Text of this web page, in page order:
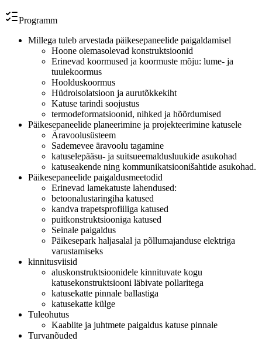
Programm
Millega tuleb arvestada päikesepaneelide paigaldamisel
Hoone olemasolevad konstruktsioonid
Erinevad koormused ja koormuste mõju: lume- ja
tuulekoormus
Hoolduskoormus
Hüdroisolatsioon ja aurutõkkekiht
Katuse tarindi soojustus
termodeformatsioonid, nihked ja hõõrdumised
Päikesepaneelide planeerimine ja projekteerimine katusele
Äravoolusüsteem
Sademevee äravoolu tagamine
katuselepääsu- ja suitsueemaldusluukide asukohad
katuseakende ning kommunikatsioonišahtide asukohad.
Päikesepaneelide paigaldusmeetodid
Erinevad lamekatuste lahendused:
betoonalustaringiha katused
kandva trapetsprofiiliga katused
puitkonstruktsiooniga katused
Seinale paigaldus
Päikesepark haljasalal ja põllumajanduse elektriga
varustamiseks
kinnitusviisid
aluskonstruktsioonidele kinnituvate kogu
katusekonstruktsiooni läbivate pollaritega
katusekatte pinnale ballastiga
katusekatte külge
Tuleohutus
Kaablite ja juhtmete paigaldus katuse pinnale
Turvanõuded